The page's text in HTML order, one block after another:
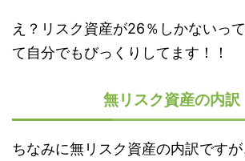
え？リスク資産が26％しかないっ
て自分でもびっくりしてます！！
無リスク資産の内訳
ちなみに無リスク資産の内訳です